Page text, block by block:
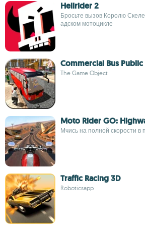
Hellrider 2
Бросьте вызов Королю
адском мотоцикле
Commercial Bus
The Game Object
Moto Rider GO:
Мчись на полной скорости
Traffic Racing 3D
Roboticsapp